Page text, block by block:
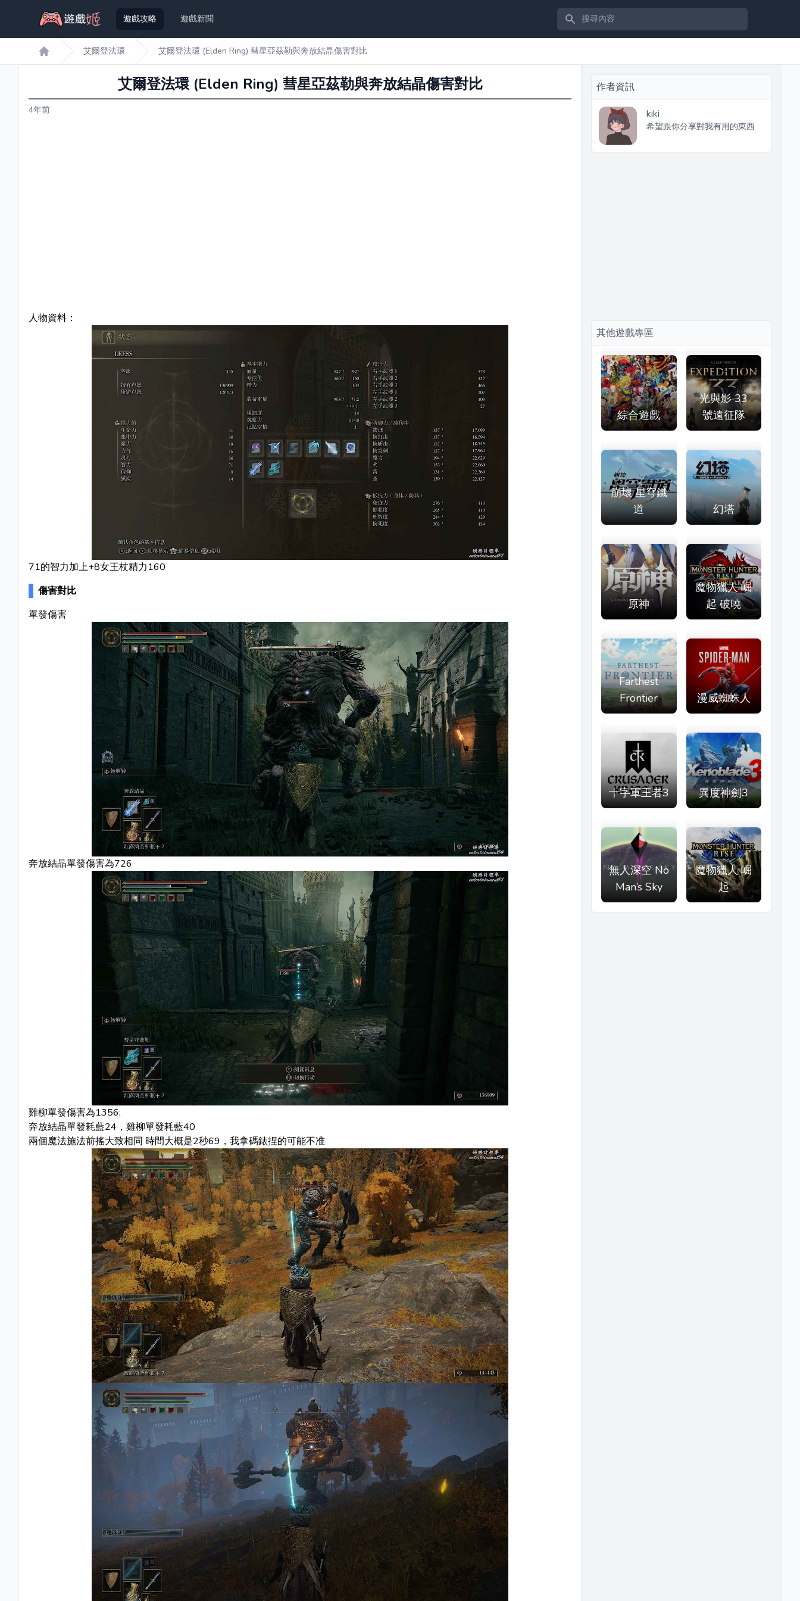
遊戲攻略 遊戲新聞 搜尋內容
遊戲姬首頁
艾爾登法環 艾爾登法環 (Elden Ring) 彗星亞茲勒與奔放結晶傷害對比
艾爾登法環 (Elden Ring) 彗星亞茲勒與奔放結晶傷害對比
4年前
人物資料：
71的智力加上+8女王杖精力160
傷害對比
單發傷害
奔放結晶單發傷害為726
雞柳單發傷害為1356;
奔放結晶單發耗藍24，雞柳單發耗藍40
兩個魔法施法前搖大致相同 時間大概是2秒69，我拿碼錶捏的可能不准
作者資訊
kiki
希望跟你分享對我有用的東西
其他遊戲專區
綜合遊戲
光與影 33
號遠征隊
崩壞 星穹鐵
道
幻塔
原神
魔物獵人 崛
起 破曉
Farthest
Frontier
漫威蜘蛛人
十字軍王者3 異度神劍3
無人深空 No
Man’s Sky
魔物獵人 崛
起